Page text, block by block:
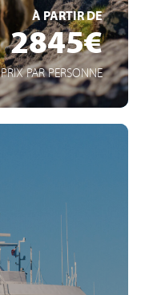
À PARTIR DE
2845€
PRIX PAR PERSONNE